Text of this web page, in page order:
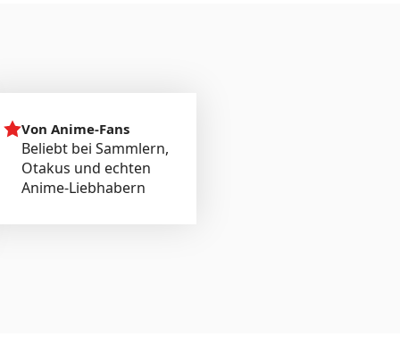
Von Anime-Fans
Beliebt bei Sammlern,
Otakus und echten
Anime-Liebhabern